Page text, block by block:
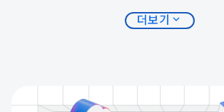
더보기 expand_more